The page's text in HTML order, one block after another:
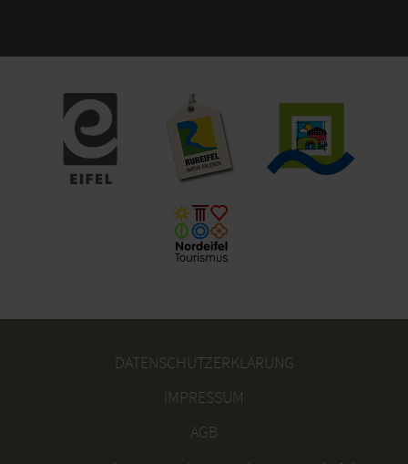
DATENSCHUTZERKLÄRUNG
IMPRESSUM
AGB